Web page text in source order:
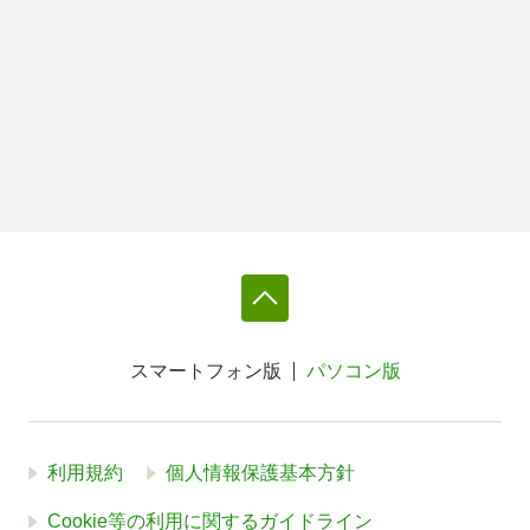
スマートフォン版 パソコン版
利用規約 個人情報保護基本方針
Cookie等の利用に関するガイドライン